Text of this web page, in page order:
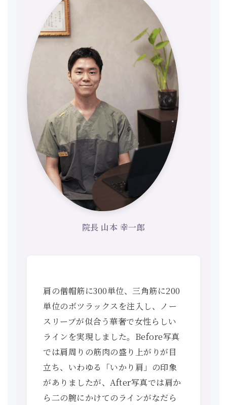
院長 山本 幸一郎
肩の僧帽筋に300単位、三角筋に200
単位のボツラックスを注入し、ノー
スリーブが似合う華奢で女性らしい
ラインを実現しました。Before写真
では肩周りの筋肉の盛り上がりが目
立ち、いわゆる「いかり肩」の印象
がありましたが、After写真では肩か
ら二の腕にかけてのラインがなだら